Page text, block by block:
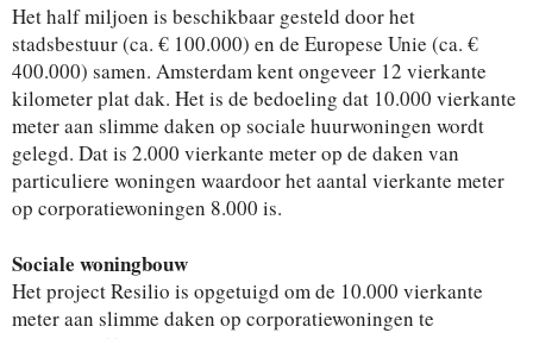
Het half miljoen is beschikbaar gesteld door het
stadsbestuur (ca. € 100.000) en de Europese Unie (ca. €
400.000) samen. Amsterdam kent ongeveer 12 vierkante
kilometer plat dak. Het is de bedoeling dat 10.000 vierkante
meter aan slimme daken op sociale huurwoningen wordt
gelegd. Dat is 2.000 vierkante meter op de daken van
particuliere woningen waardoor het aantal vierkante meter
op corporatiewoningen 8.000 is.
Sociale woningbouw
Het project Resilio is opgetuigd om de 10.000 vierkante
meter aan slimme daken op corporatiewoningen te